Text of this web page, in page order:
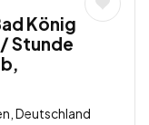
König
Stunde
Deutschland